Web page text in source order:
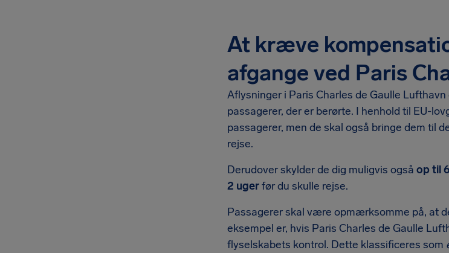
At kræve
afgange ved Paris
Aflysninger i Paris Charles de Gaulle
passagerer, der er berørte. I henhold til EU-
passagerer, men de skal også bringe dem til
rejse.
Derudover skylder de dig muligvis også op til
2 ugerfør du skulle rejse.
Passagerer skal være opmærksomme på, at
eksempel er, hvis Paris Charles de Gaulle
flyselskabets kontrol. Dette klassificeres som